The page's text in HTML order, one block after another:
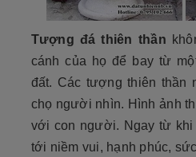
Tượng đá thiên thần
cánh của họ để bay từ
đất. Các tượng thiên thần
chọ người nhìn. Hình ảnh
với con người. Ngay từ
tới niềm vui, hạnh phúc,